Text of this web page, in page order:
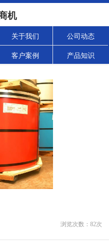
机
关于我们 公司动态
客户案例 产品知识
浏览次数： 82次